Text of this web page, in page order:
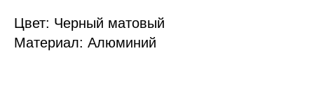
Цвет: Черный матовый
Материал: Алюминий